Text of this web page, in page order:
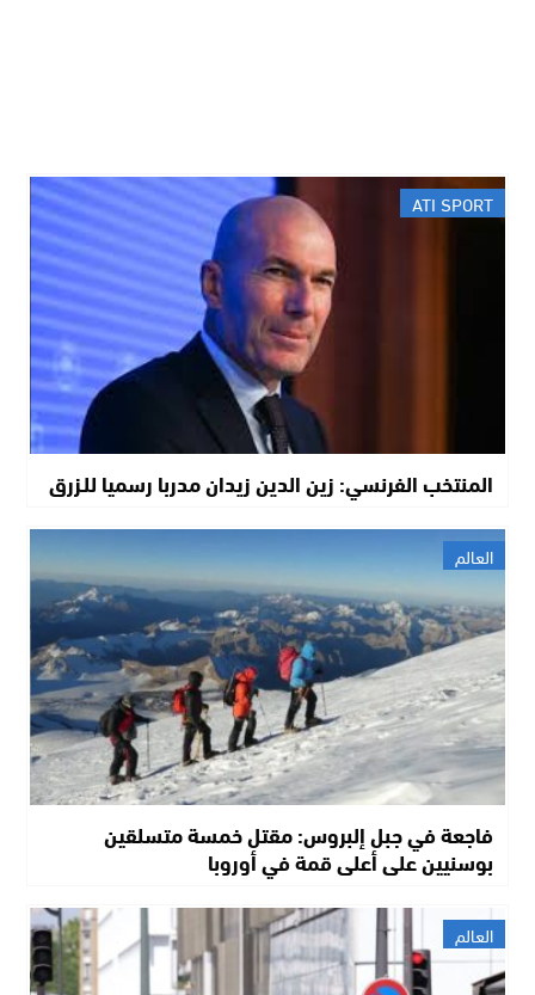
ATI SPORT
المنتخب الفرنسي: زين الدين زيدان مدربا رسميا للـزرق
العالم
فاجعة في جبل إلبروس: مقتل خمسة متسلقين
بوسنيين على أعلى قمة في أوروبا
العالم